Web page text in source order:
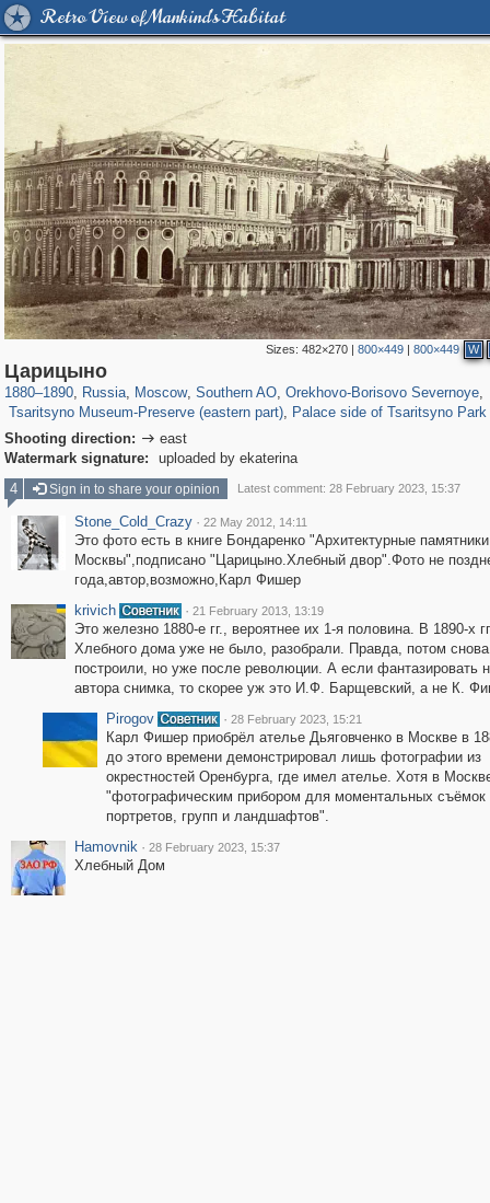
Retro View of Mankind's Habitat
Sizes: 482×270 | 800×449 | 800×449 W
Царицыно
1880–1890, Russia, Moscow
319,882
, Southern AO, Orekhovo-Borisovo Severnoye,
Tsaritsyno Museum-Preserve (eastern part)
2,276 60
, Palace side of Tsaritsyno Park
1,209
Shooting direction:  east
Watermark signature:
uploaded by ekaterina
4
Sign in to share your opinion Latest comment: 28 February 2023, 15:37
Stone_Cold_Crazy · 22 May 2012, 14:11
Это фото есть в книге Бондаренко "Архитектурные памятники
Москвы",подписано "Царицыно.Хлебный двор".Фото не
года,автор,возможно,Карл Фишер
krivich
· 21 February 2013, 13:19
Это железно 1880-е гг., вероятнее их 1-я половина. В 1890-х
Хлебного дома уже не было, разобрали. Правда, потом снова
построили, но уже после революции. А если фантазировать
автора снимка, то скорее уж это И.Ф. Барщевский, а не К.
Pirogov
· 28 February 2023, 15:21
Карл Фишер приобрёл ателье Дьяговченко в Москве в
до этого времени демонстрировал лишь фотографии из
окрестностей Оренбурга, где имел ателье. Хотя в
"фотографическим прибором для моментальных съёмок
портретов, групп и ландшафтов".
Hamovnik · 28 February 2023, 15:37
Хлебный Дом